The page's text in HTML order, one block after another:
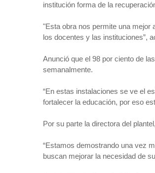
institución forma de la
"Esta obra nos permite una mejor
los docentes y las instituciones”,
Anunció que el 98 por ciento de
semanalmente.
“En estas instalaciones se ve el
fortalecer la educación, por eso
Por su parte la directora del
“Estamos demostrando una vez
buscan mejorar la necesidad de